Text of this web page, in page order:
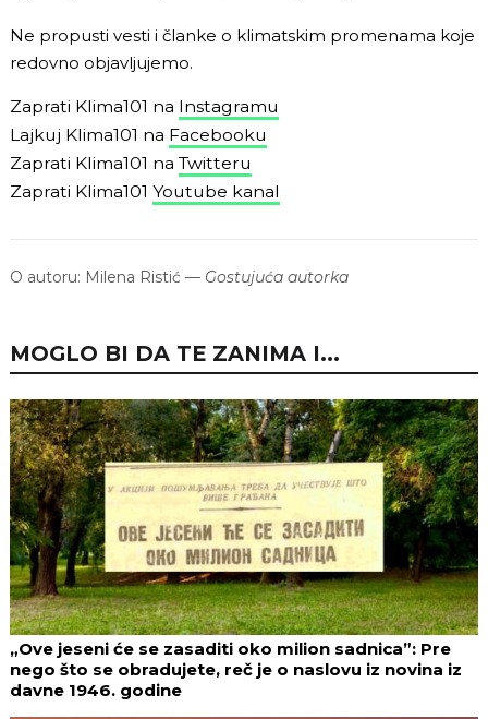
Ne propusti vesti i članke o klimatskim promenama koje
redovno objavljujemo.
Zaprati Klima101 na Instagramu
Lajkuj Klima101 na Facebooku
Zaprati Klima101 na Twitteru
Zaprati Klima101 Youtube kanal
O autoru: Milena Ristić — Gostujuća autorka
MOGLO BI DA TE ZANIMA I...
„Ove jeseni će se zasaditi oko milion sadnica”: Pre
nego što se obradujete, reč je o naslovu iz novina iz
davne 1946. godine